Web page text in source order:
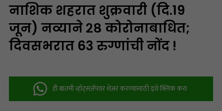
नाशिक शहरात शुक्रवारी (दि.19
जून) नव्याने २८ कोरोनाबाधित;
दिवसभरात 63 रुग्णांची नोंद !
ही बातमी व्हॉट्सअ‍ॅपवर शेअर करण्यासाठी इथे क्लिक करा